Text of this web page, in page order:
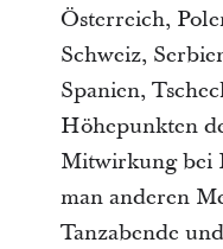
Österreich,
Schweiz,
Spanien,
Höhepunkten
Mitwirkung bei
man anderen
Tanzabende